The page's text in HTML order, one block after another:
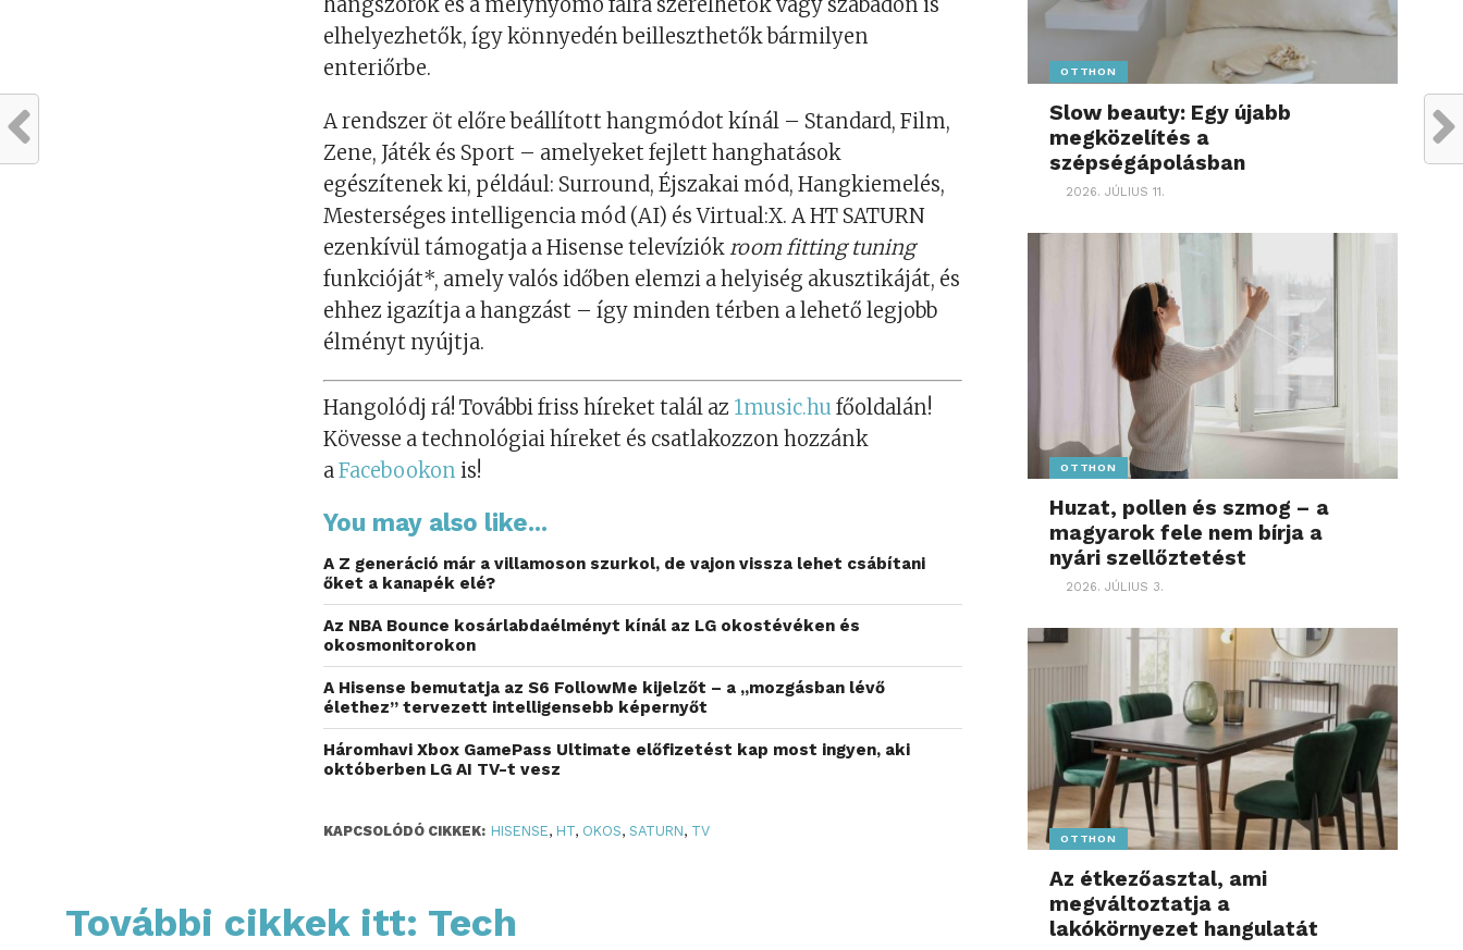
hangszórók és a mélynyomó falra szerelhetők vagy szabadon is
elhelyezhetők, így könnyedén beilleszthetők bármilyen
enteriőrbe.
A rendszer öt előre beállított hangmódot kínál – Standard, Film,
Zene, Játék és Sport – amelyeket fejlett hanghatások
egészítenek ki, például: Surround, Éjszakai mód, Hangkiemelés,
Mesterséges intelligencia mód (AI) és Virtual:X. A HT SATURN
ezenkívül támogatja a Hisense televíziókroom fitting tuning
funkcióját*, amely valós időben elemzi a helyiség akusztikáját, és
ehhez igazítja a hangzást – így minden térben a lehető legjobb
élményt nyújtja.
Hangolódj rá! További friss híreket talál az 1music.hu főoldalán!
Kövesse a technológiai híreket és csatlakozzon hozzánk
aFacebookon is!
You may also like...
A Z generáció már a villamoson szurkol, de vajon vissza lehet csábítani
őket a kanapék elé?
Az NBA Bounce kosárlabdaélményt kínál az LG okostévéken és
okosmonitorokon
A Hisense bemutatja az S6 FollowMe kijelzőt – a „mozgásban lévő
élethez” tervezett intelligensebb képernyőt
Háromhavi Xbox GamePass Ultimate előfizetést kap most ingyen, aki
októberben LG AI TV-t vesz
KAPCSOLÓDÓ CIKKEK: HISENSE, HT, OKOS,SATURN, TV
További cikkek itt: Tech
OTTHON
Slow beauty: Egy újabb
megközelítés a
szépségápolásban
2026. JÚLIUS 11.
OTTHON
Huzat, pollen és szmog – a
magyarok fele nem bírja a
nyári szellőztetést
2026. JÚLIUS 3.
OTTHON
Az étkezőasztal, ami
megváltoztatja a
lakókörnyezet hangulatát